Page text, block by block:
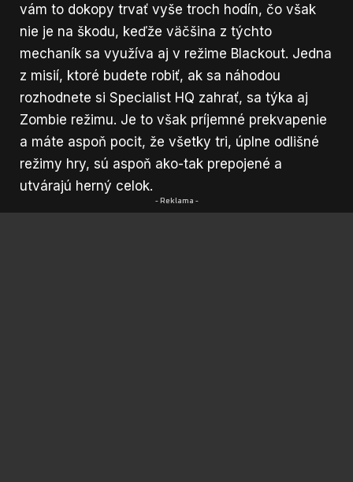
vám to dokopy trvať vyše troch hodín, čo však
nie je na škodu, keďže väčšina z týchto
mechaník sa využíva aj v režime Blackout. Jedna
z misií, ktoré budete robiť, ak sa náhodou
rozhodnete si Specialist HQ zahrať, sa týka aj
Zombie režimu. Je to však príjemné prekvapenie
a máte aspoň pocit, že všetky tri, úplne odlišné
režimy hry, sú aspoň ako-tak prepojené a
utvárajú herný celok.
- Reklama -